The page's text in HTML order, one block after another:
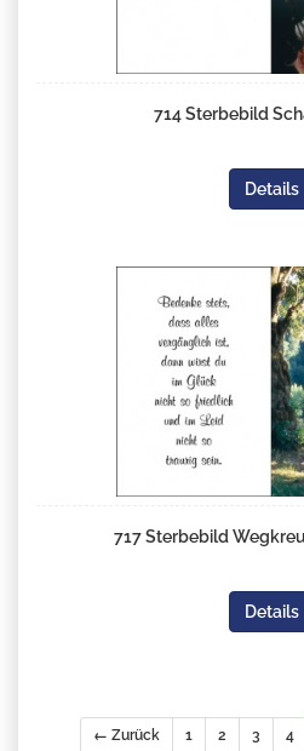
714 Sterbebild
Details
717 Sterbebild
Details
← Zurück 1 2 3 4